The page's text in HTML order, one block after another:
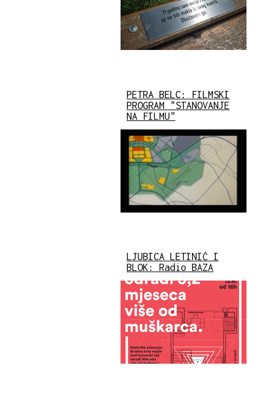
PETRA BELC: FILMSKI
PROGRAM "STANOVANJE
NA FILMU"
LJUBICA LETINIĆ I
BLOK: Radio BAZA